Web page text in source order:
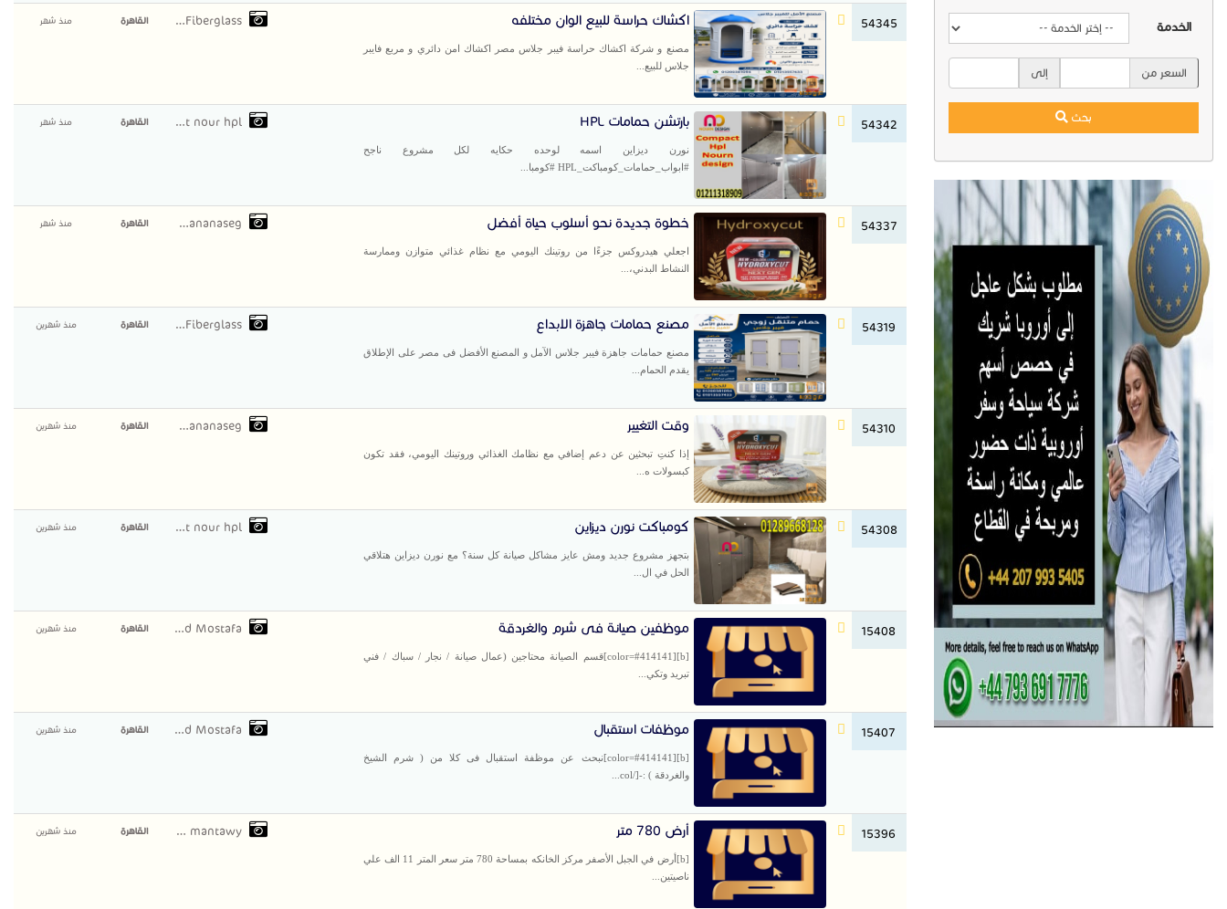
الخدمة
السعر من إلى
بحث
54345 اكشاك حراسة للبيع الوان مختلفه
مصنع و شركة اكشاك حراسة فيبر جلاس مصر اكشاك امن دائري و مربع فايبر
جلاس للبيع...
AlAmal Fiberglass القاهرة منذ شهر
54342 بارتشن حمامات HPL
نورن ديزاين اسمه لوحده حكايه لكل مشروع ناجح
#ابواب_حمامات_كومباكت_HPL #كومبا...
compact nour hpl القاهرة منذ شهر
54337 خطوة جديدة نحو أسلوب حياة أفضل
اجعلي هيدروكس جزءًا من روتينك اليومي مع نظام غذائي متوازن وممارسة
النشاط البدني،...
viaananaseg القاهرة منذ شهر
54319 مصنع حمامات جاهزة الابداع
مصنع حمامات جاهزة فيبر جلاس الآمل و المصنع الأفضل فى مصر على الإطلاق
يقدم الحمام...
AlAmal Fiberglass القاهرة منذ شهرين
54310 وقت التغيير
إذا كنتِ تبحثين عن دعم إضافي مع نظامك الغذائي وروتينك اليومي، فقد تكون
كبسولات ه...
viaananaseg القاهرة منذ شهرين
54308 كومباكت نورن ديزاين
بتجهز مشروع جديد ومش عايز مشاكل صيانة كل سنة؟ مع نورن ديزاين هتلاقي
الحل في ال...
compact nour hpl القاهرة منذ شهرين
15408 موظفين صيانة فى شرم والغردقة
[b][color=#414141]قسم الصيانة محتاجين (عمال صيانة / نجار / سباك / فني
تبريد وتكي...
Mahmoud Mostafa القاهرة منذ شهرين
15407 موظفات استقبال
[b][color=#414141]نبحث عن موظفة استقبال فى كلا من ( شرم الشيخ
والغردقة ) :-[/col...
Mahmoud Mostafa القاهرة منذ شهرين
15396 أرض 780 متر
[b]أرض في الجبل الأصفر مركز الخانكه بمساحة 780 متر سعر المتر 11 الف علي
ناصيتين...
Sohir mantawy القاهرة منذ شهرين